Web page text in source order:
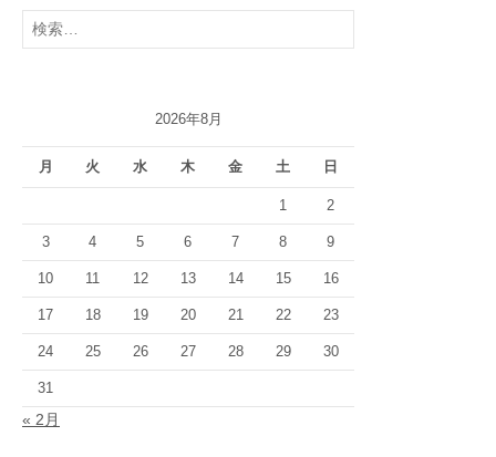
イ
ブ
検
索:
2026年8月
月 火 水 木 金 土 日
1 2
3 4 5 6 7 8 9
10 11 12 13 14 15 16
17 18 19 20 21 22 23
24 25 26 27 28 29 30
31
« 2月